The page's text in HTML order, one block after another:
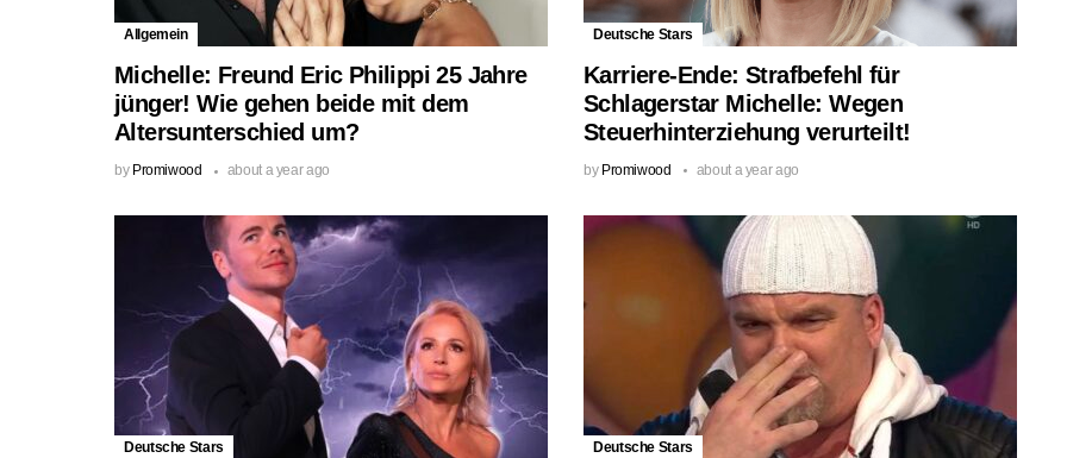
Allgemein
Michelle: Freund Eric Philippi 25 Jahre
jünger! Wie gehen beide mit dem
Altersunterschied um?
by Promiwood about a year ago
Deutsche Stars
Karriere-Ende: Strafbefehl für
Schlagerstar Michelle: Wegen
Steuerhinterziehung verurteilt!
by Promiwood about a year ago
Deutsche Stars Deutsche Stars